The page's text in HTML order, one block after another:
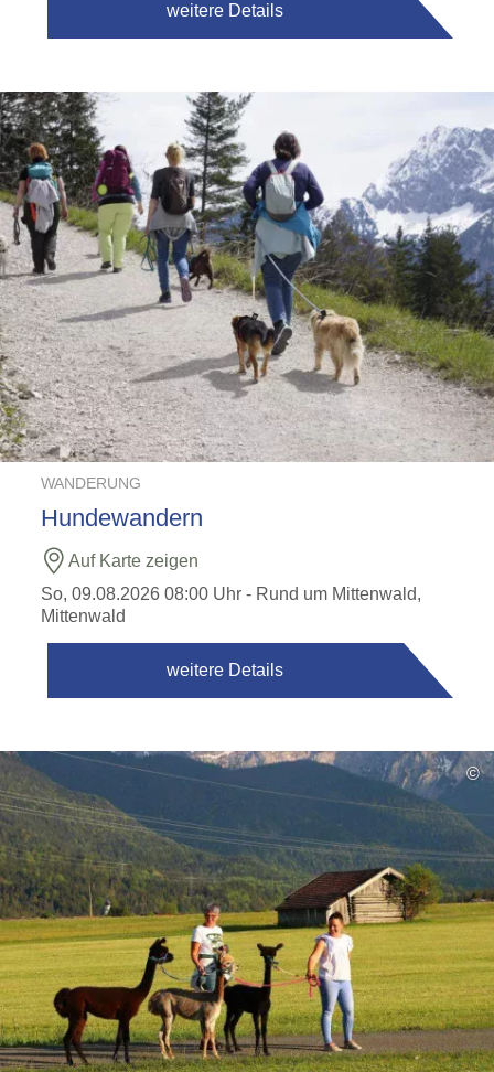
weitere Details
WANDERUNG
Hundewandern
Auf Karte zeigen
So, 09.08.2026 08:00 Uhr - Rund um Mittenwald,
Mittenwald
weitere Details
©